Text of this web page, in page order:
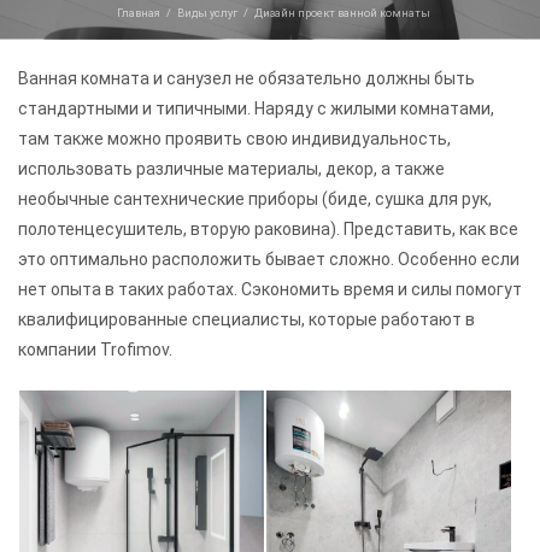
Главная / Виды услуг / Дизайн проект ванной комнаты
Ванная комната и санузел не обязательно должны быть
стандартными и типичными. Наряду с жилыми комнатами,
там также можно проявить свою индивидуальность,
использовать различные материалы, декор, а также
необычные сантехнические приборы (биде, сушка для рук,
полотенцесушитель, вторую раковина). Представить, как все
это оптимально расположить бывает сложно. Особенно если
нет опыта в таких работах. Сэкономить время и силы помогут
квалифицированные специалисты, которые работают в
компании Trofimov.